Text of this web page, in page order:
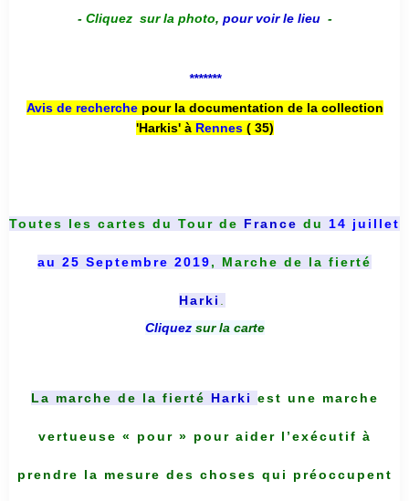
- Cliquez sur la photo, pour voir le lieu -
*******
Avis de recherche pour la documentation de la collection
'Harkis' à Rennes( 35)
Toutes les cartes du Tour de France du 14 juillet
au 25 Septembre 2019, Marche de la fierté
Harki
Cliquez sur la carte
La marche de la fierté Harki est une marche
vertueuse « pour » pour aider l’exécutif à
prendre la mesure des choses qui préoccupent